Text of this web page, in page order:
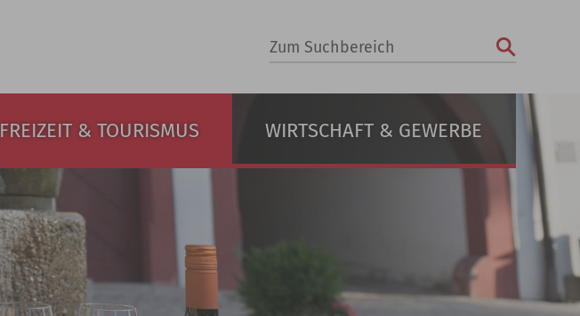
Zum Suchbereich
FREIZEIT & TOURISMUS WIRTSCHAFT & GEWERBE